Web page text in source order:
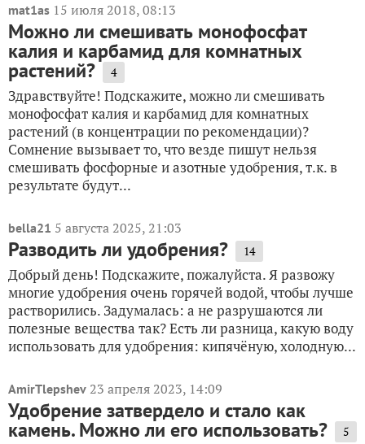
mat1as 15 июля 2018, 08:13
Можно ли смешивать монофосфат
калия и карбамид для комнатных
растений? 4
Здравствуйте! Подскажите, можно ли смешивать
монофосфат калия и карбамид для комнатных
растений (в концентрации по рекомендации)?
Сомнение вызывает то, что везде пишут нельзя
смешивать фосфорные и азотные удобрения, т.к. в
результате будут...
bella21 5 августа 2025, 21:03
Разводить ли удобрения? 14
Добрый день! Подскажите, пожалуйста. Я развожу
многие удобрения очень горячей водой, чтобы лучше
растворились. Задумалась: а не разрушаются ли
полезные вещества так? Есть ли разница, какую воду
использовать для удобрения: кипячёную, холодную...
AmirTlepshev 23 апреля 2023, 14:09
Удобрение затвердело и стало как
камень. Можно ли его использовать? 5